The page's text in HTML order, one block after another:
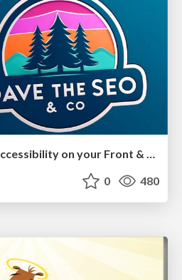
How to audit for AI Accessibility on your Front & Back End
0 480